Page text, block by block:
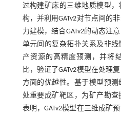
过构建矿床的三维地质模型
构，并利用GATv2对节点间的
力建模，结合GATv2的动态注
单元间的复杂拓扑关系及非线
产资源的高精度预测，并将
比，验证了GATv2模型在处理
方面的优越性。基于模型预
处重要成矿靶区，为矿产勘
表明，GATv2模型在三维成矿